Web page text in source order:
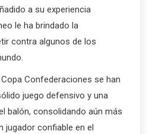
a su experiencia
le ha brindado la
contra algunos de los
Confederaciones se han
juego defensivo y una
balón, consolidando aún más
jugador confiable en el